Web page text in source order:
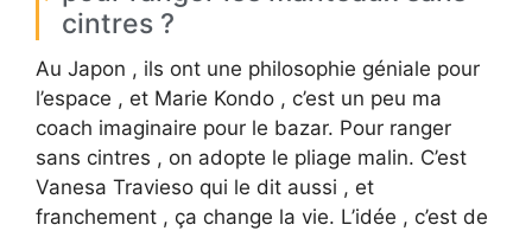
cintres ?
Au Japon , ils ont une philosophie géniale pour
l’espace , et Marie Kondo , c’est un peu ma
coach imaginaire pour le bazar. Pour ranger
sans cintres , on adopte le pliage malin. C’est
Vanesa Travieso qui le dit aussi , et
franchement , ça change la vie. L’idée , c’est de